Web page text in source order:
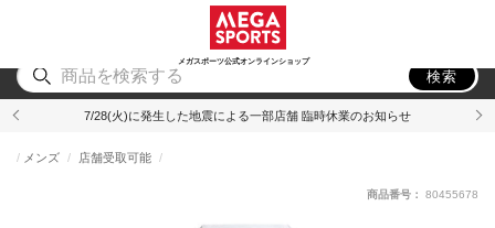
メガスポーツ公式オンラインショップ
アウトドア
検索
7/28(火)に発生した地震による一部店舗 臨時休業のお知らせ
メンズ 店舗受取可能
商品番号： 80455678